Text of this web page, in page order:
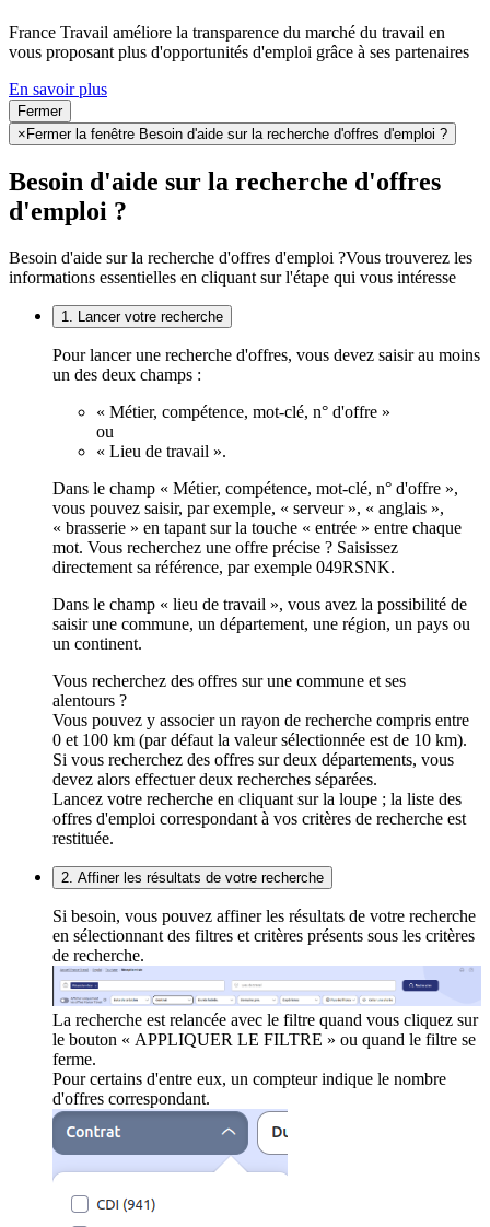
France Travail améliore la transparence du marché du travail en
vous proposant plus d'opportunités d'emploi grâce à ses partenaires
En savoir plus
Fermer
× Fermer la fenêtre Besoin d'aide sur la recherche d'offres d'emploi ?
Besoin d'aide sur la recherche d'offres
d'emploi ?
Besoin d'aide sur la recherche d'offres d'emploi ?Vous trouverez les
informations essentielles en cliquant sur l'étape qui vous intéresse
1. Lancer votre recherche
Pour lancer une recherche d'offres, vous devez saisir au moins
un des deux champs :
« Métier, compétence, mot-clé, n° d'offre »
ou
« Lieu de travail ».
Dans le champ « Métier, compétence, mot-clé, n° d'offre »,
vous pouvez saisir, par exemple, « serveur », « anglais »,
« brasserie » en tapant sur la touche « entrée » entre chaque
mot. Vous recherchez une offre précise ? Saisissez
directement sa référence, par exemple 049RSNK.
Dans le champ « lieu de travail », vous avez la possibilité de
saisir une commune, un département, une région, un pays ou
un continent.
Vous recherchez des offres sur une commune et ses
alentours ?
Vous pouvez y associer un rayon de recherche compris entre
0 et 100 km (par défaut la valeur sélectionnée est de 10 km).
Si vous recherchez des offres sur deux départements, vous
devez alors effectuer deux recherches séparées.
Lancez votre recherche en cliquant sur la loupe ; la liste des
offres d'emploi correspondant à vos critères de recherche est
restituée.
2. Affiner les résultats de votre recherche
Si besoin, vous pouvez affiner les résultats de votre recherche
en sélectionnant des filtres et critères présents sous les critères
de recherche.
La recherche est relancée avec le filtre quand vous cliquez sur
le bouton « APPLIQUER LE FILTRE » ou quand le filtre se
ferme.
Pour certains d'entre eux, un compteur indique le nombre
d'offres correspondant.